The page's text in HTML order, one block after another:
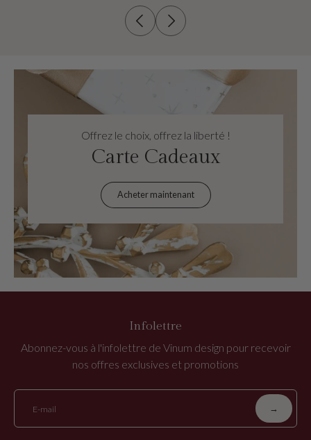
Offrez le choix, offrez la liberté !
Carte Cadeaux
Acheter maintenant
Infolettre
Abonnez-vous à l'infolettre de Vinum design pour recevoir
nos offres exclusives et promotions
E-mail →